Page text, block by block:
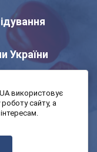
України
використовує
сайту, а